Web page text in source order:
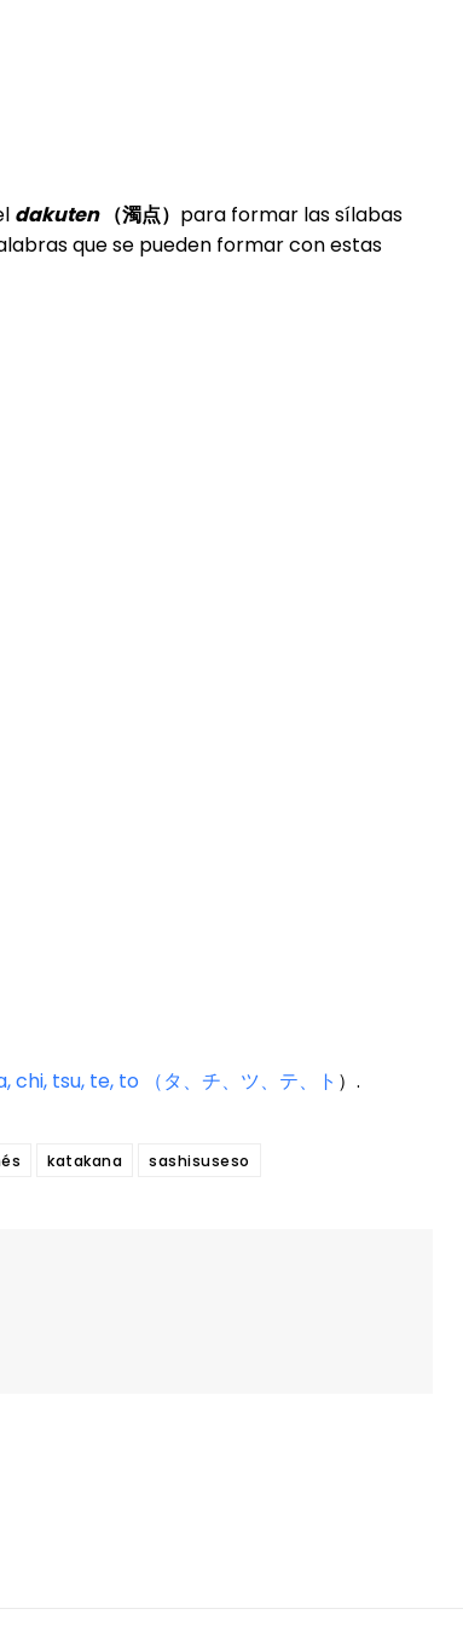
dakuten（濁点） para formar las sílabas
que se pueden formar con estas
chi, tsu, te, to （タ、チ、ツ、テ、ト ）.
katakana sashisuseso